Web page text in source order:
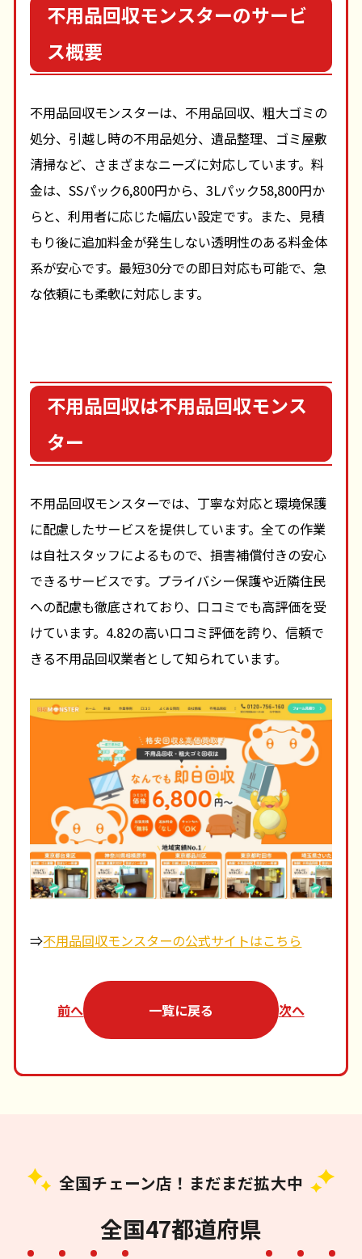
不用品回収モンスターのサービ
ス概要
不用品回収モンスターは、不用品回収、粗大ゴミの
処分、引越し時の不用品処分、遺品整理、ゴミ屋敷
清掃など、さまざまなニーズに対応しています。料
金は、SSパック6,800円から、3Lパック58,800円か
らと、利用者に応じた幅広い設定です。また、見積
もり後に追加料金が発生しない透明性のある料金体
系が安心です。最短30分での即日対応も可能で、急
な依頼にも柔軟に対応します。
不用品回収は不用品回収モンス
ター
不用品回収モンスターでは、丁寧な対応と環境保護
に配慮したサービスを提供しています。全ての作業
は自社スタッフによるもので、損害補償付きの安心
できるサービスです。プライバシー保護や近隣住民
への配慮も徹底されており、口コミでも高評価を受
けています。4.82の高い口コミ評価を誇り、信頼で
きる不用品回収業者として知られています。
⇒不用品回収モンスターの公式サイトはこちら
前へ 一覧に戻る 次へ
全国チェーン店！まだまだ拡大中
全国47都道府県